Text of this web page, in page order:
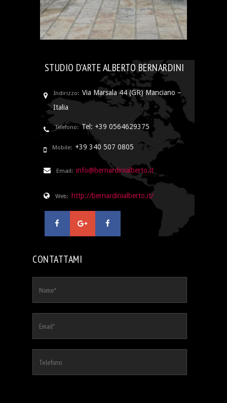
STUDIO D'ARTE ALBERTO BERNARDINI
Indirizzo: Via Marsala 44 (GR) Manciano –
Italia
Telefono: Tel: +39 0564629375
Mobile: +39 340 507 0805
Email: info@bernardinialberto.it
Web: http://bernardinialberto.it/
CONTATTAMI